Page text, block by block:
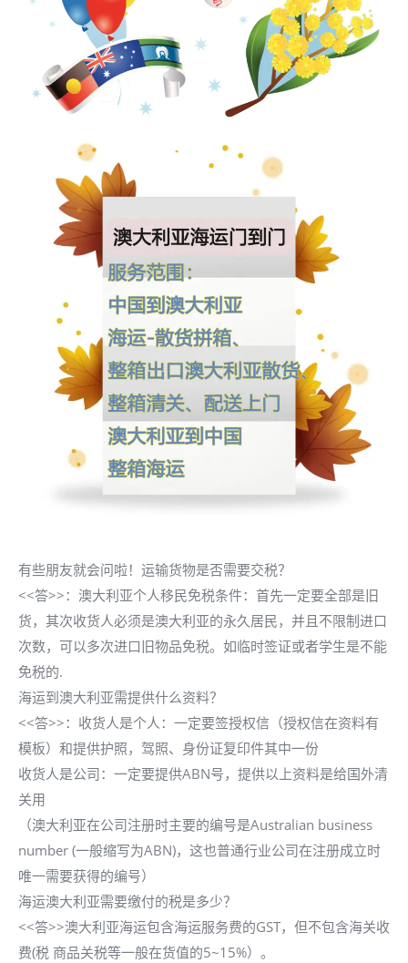
有些朋友就会问啦！运输货物是否需要交税？
<<答>>：澳大利亚个人移民免税条件：首先一定要全部是旧
货，其次收货人必须是澳大利亚的永久居民，并且不限制进口
次数，可以多次进口旧物品免税。如临时签证或者学生是不能
免税的.
海运到澳大利亚需提供什么资料？
<<答>>：收货人是个人：一定要签授权信（授权信在资料有
模板）和提供护照，驾照、身份证复印件其中一份
收货人是公司：一定要提供ABN号，提供以上资料是给国外清
关用
（澳大利亚在公司注册时主要的编号是Australian business
number (一般缩写为ABN)，这也普通行业公司在注册成立时
唯一需要获得的编号）
海运澳大利亚需要缴付的税是多少？
<<答>>澳大利亚海运包含海运服务费的GST，但不包含海关收
费(税 商品关税等一般在货值的5~15%）。